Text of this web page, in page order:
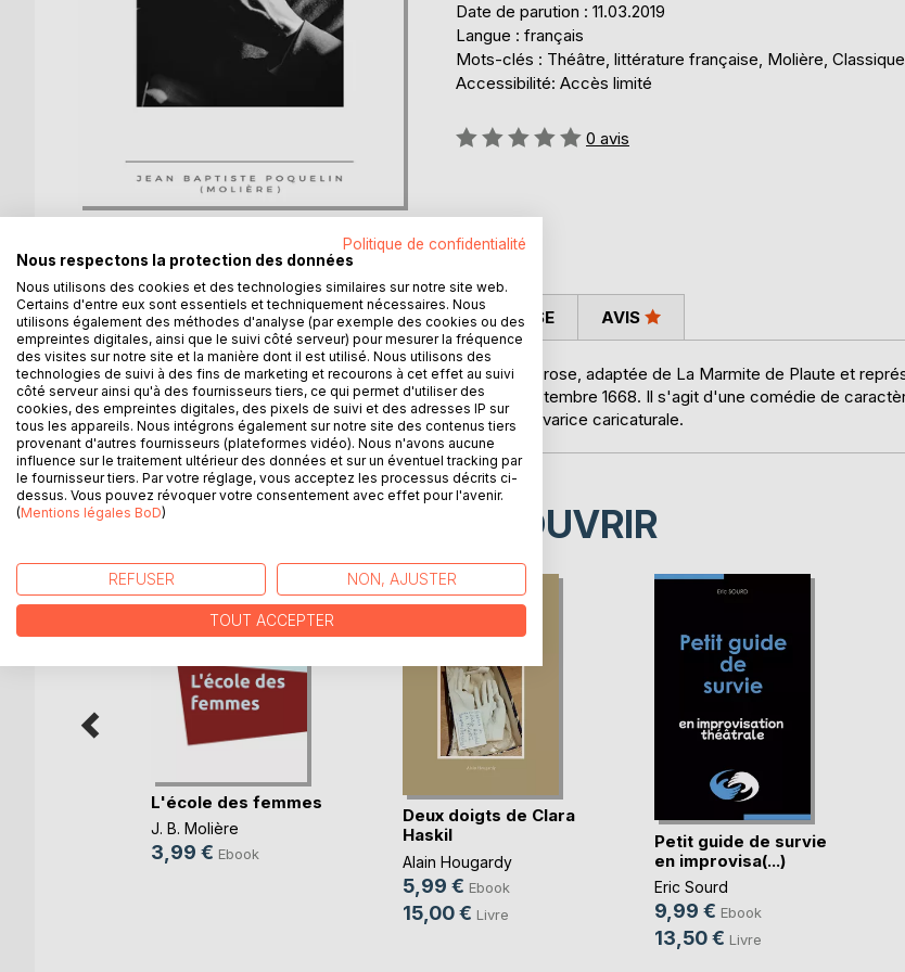
Date de parution : 11.03.2019
Langue : français
Mots-clés : Théâtre, littérature française, Molière,
Accessibilité: Accès limité
Évaluation:
0 avis
DESCRIPTION
L'Avare est une comédie de Molière en cinq actes et en prose, adaptée de La Marmite de Plaute et
pour la première fois sur la scène du Palais-Royal le 9 septembre 1668. Il s'agit d'une comédie de
personnage principal, Harpagon, est caractérisé par son avarice caricaturale.
AUTEUR(S) CRITIQUES PRESSE AVIS
D’AUTRES TITRES À DÉCOUVRIR
L'école des femmes
J. B. Molière
3,99 € Ebook
Deux doigts de Clara
Haskil
Alain Hougardy
5,99 € Ebook
15,00 € Livre
Petit guide de survie
en improvisa(...)
Eric Sourd
9,99 € Ebook
13,50 € Livre
Politique de confidentialité
Nous respectons la protection des données
Nous utilisons des cookies et des technologies similaires sur notre site web.
Certains d'entre eux sont essentiels et techniquement nécessaires. Nous
utilisons également des méthodes d'analyse (par exemple des cookies ou des
empreintes digitales, ainsi que le suivi côté serveur) pour mesurer la fréquence
des visites sur notre site et la manière dont il est utilisé. Nous utilisons des
technologies de suivi à des fins de marketing et recourons à cet effet au suivi
côté serveur ainsi qu'à des fournisseurs tiers, ce qui permet d'utiliser des
cookies, des empreintes digitales, des pixels de suivi et des adresses IP sur
tous les appareils. Nous intégrons également sur notre site des contenus tiers
provenant d'autres fournisseurs (plateformes vidéo). Nous n'avons aucune
influence sur le traitement ultérieur des données et sur un éventuel tracking par
le fournisseur tiers. Par votre réglage, vous acceptez les processus décrits ci-
dessus. Vous pouvez révoquer votre consentement avec effet pour l'avenir.
(Mentions légales BoD)
REFUSER NON, AJUSTER
TOUT ACCEPTER